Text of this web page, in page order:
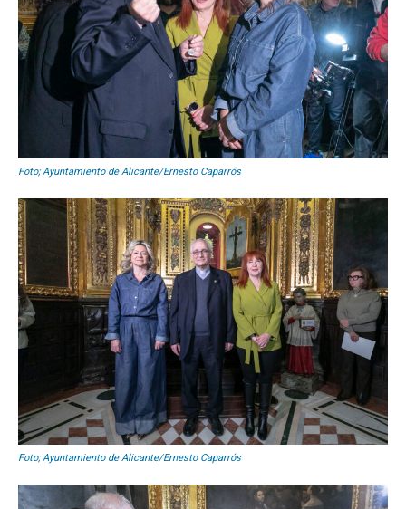
Foto; Ayuntamiento de Alicante/Ernesto Caparrós
Foto; Ayuntamiento de Alicante/Ernesto Caparrós